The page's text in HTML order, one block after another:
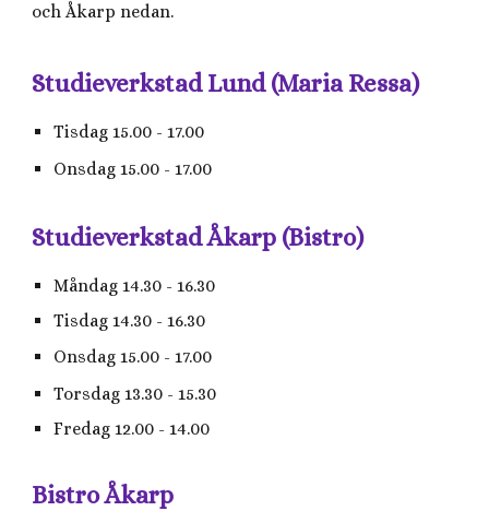
och Åkarp nedan.
Studieverkstad Lund (Maria Ressa)
Tisdag 15.00 - 17.00
Onsdag 15.00 - 17.00
Studieverkstad Åkarp (Bistro)
Måndag 14.30 - 16.30
Tisdag 14.30 - 16.30
Onsdag 15.00 - 17.00
Torsdag 13.30 - 15.30
Fredag 12.00 - 14.00
Bistro Åkarp